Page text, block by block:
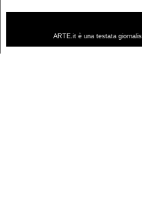
ARTE.it è una testata